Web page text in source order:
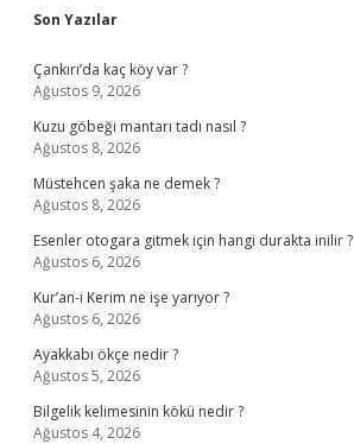
Sidebar
Son Yazılar
Çankırı’da kaç köy var ?
Ağustos 9, 2026
Kuzu göbeği mantarı tadı nasıl ?
Ağustos 8, 2026
Müstehcen şaka ne demek ?
Ağustos 8, 2026
Esenler otogara gitmek için hangi durakta inilir ?
Ağustos 6, 2026
Kur’an-ı Kerim ne işe yarıyor ?
Ağustos 6, 2026
Ayakkabı ökçe nedir ?
Ağustos 5, 2026
Bilgelik kelimesinin kökü nedir ?
Ağustos 4, 2026